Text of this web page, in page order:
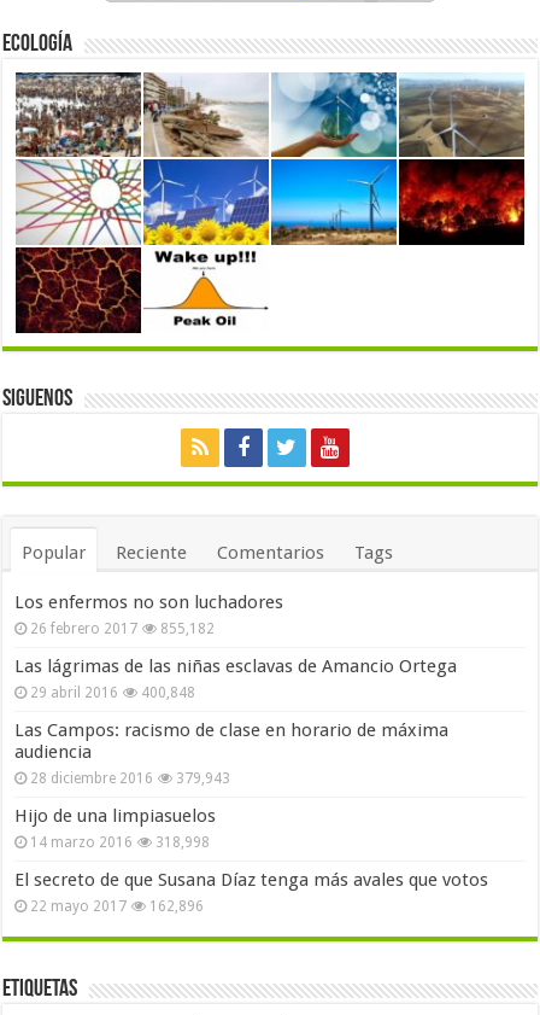
Ecología
Siguenos
Popular Reciente Comentarios Tags
Los enfermos no son luchadores
26 febrero 2017 855,182
Las lágrimas de las niñas esclavas de Amancio Ortega
29 abril 2016 400,848
Las Campos: racismo de clase en horario de máxima
audiencia
28 diciembre 2016 379,943
Hijo de una limpiasuelos
14 marzo 2016 318,998
El secreto de que Susana Díaz tenga más avales que votos
22 mayo 2017 162,896
Etiquetas